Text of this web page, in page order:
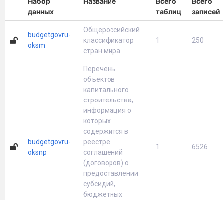
данных
таблиц
записей
budgetgovru-
oksm
Общероссийский
классификатор
стран мира
1 250
budgetgovru-
oksnp
Перечень
объектов
капитального
строительства,
информация о
которых
содержится в
реестре
соглашений
(договоров) о
предоставлении
субсидий,
бюджетных
1 6526